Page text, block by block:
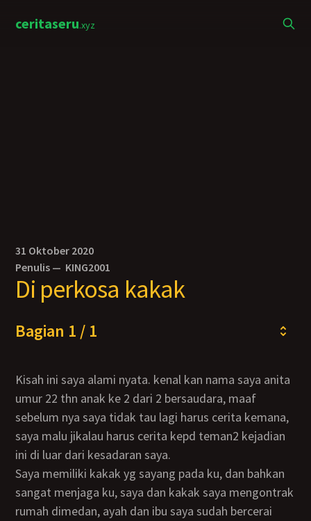
ceritaseru.xyz
31 Oktober 2020
Penulis — KING2001
Di perkosa kakak
Bagian 1 / 1
kisah ini saya alami nyata. kenal kan nama saya anita
umur 22 thn anak ke 2 dari 2 bersaudara, maaf
sebelum nya saya tidak tau lagi harus cerita kemana,
saya malu jikalau harus cerita kepd teman2 kejadian
ini di luar dari kesadaran saya.
saya memiliki kakak yg sayang pada ku, dan bahkan
sangat menjaga ku, saya dan kakak saya mengontrak
rumah dimedan, ayah dan ibu saya sudah bercerai